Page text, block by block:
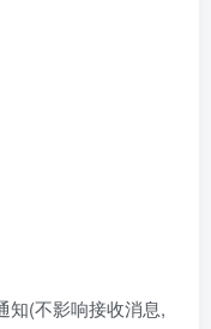
知(不影响接收消息,